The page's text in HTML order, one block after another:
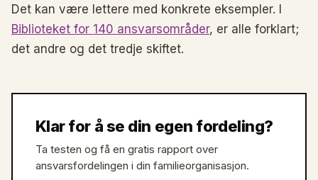
Det kan være lettere med konkrete eksempler. I
Biblioteket for 140 ansvarsområder, er alle forklart;
det andre og det tredje skiftet.
Klar for å se din egen fordeling?
Ta testen og få en gratis rapport over
ansvarsfordelingen i din familieorganisasjon.